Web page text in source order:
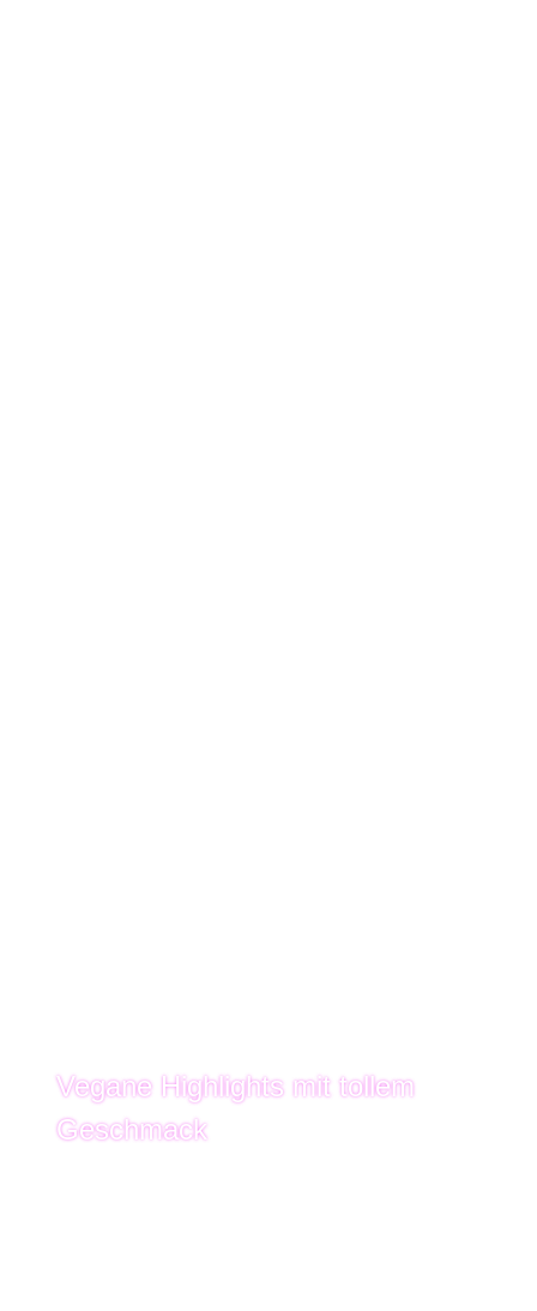
Vegane Highlights mit tollem
Geschmack